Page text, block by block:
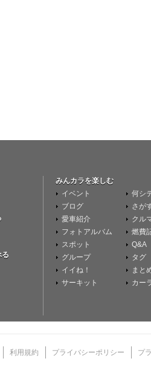
みんカラを楽しむ
イベント
ブログ
愛車紹介
フォトアルバム
スポット
グループ
イイね！
サーキット
何シ
さが
クル
燃費
Q&A
タグ
まと
カー
利用規約 プライバシーポリシー プ